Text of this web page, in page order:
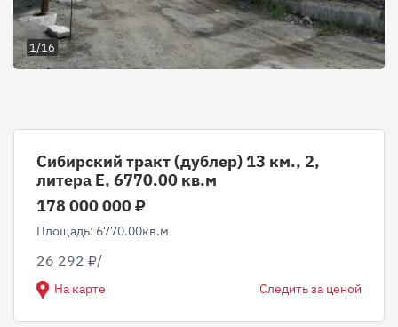
1/16
Сибирский тракт (дублер) 13 км., 2,
литера Е, 6770.00 кв.м
178 000 000 ₽
Площадь: 6770.00кв.м
26 292 ₽/
На карте Следить за ценой